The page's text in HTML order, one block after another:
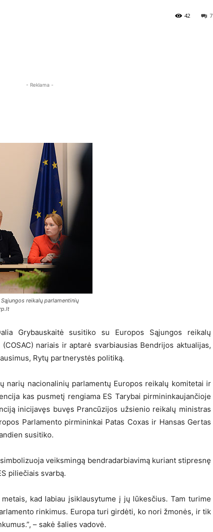
7
42
- Reklama -
reikalų parlamentinių
Grybauskaitė susitiko su Europos Sąjungos reikalų
nariais ir aptarė svarbiausias Bendrijos aktualijas,
Rytų partnerystės politiką.
narių nacionalinių parlamentų Europos reikalų komitetai ir
kas pusmetį rengiama ES Tarybai pirmininkaujančioje
inicijavęs buvęs Prancūzijos užsienio reikalų ministras
Parlamento pirmininkai Patas Coxas ir Hansas Gertas
susitiko.
veiksmingą bendradarbiavimą kuriant stipresnę
piliečiais svarbą.
kad labiau įsiklausytume į jų lūkesčius. Tam turime
rinkimus. Europa turi girdėti, ko nori žmonės, ir tik
– sakė šalies vadovė.